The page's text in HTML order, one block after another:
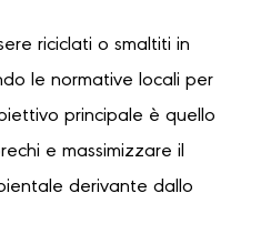
riciclati o smaltiti in
le normative locali per
principale è quello
e massimizzare il
derivante dallo